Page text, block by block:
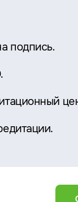
подпись.